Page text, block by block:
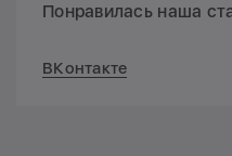
Понравилась наша
ВКонтакте